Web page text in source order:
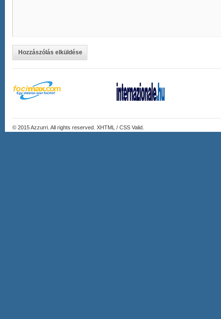
Hozzászólás elküldése
© 2015Azzurri . All rights reserved. XHTML / CSS Valid.